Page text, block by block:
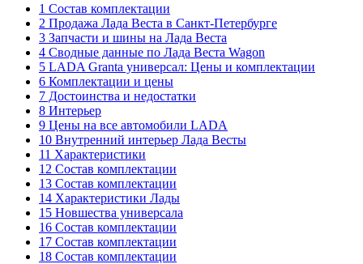
1 Состав комплектации
2 Продажа Лада Веста в Санкт-Петербурге
3 Запчасти и шины на Лада Веста
4 Сводные данные по Лада Веста Wagon
5 LADA Granta универсал: Цены и комплектации
6 Комплектации и цены
7 Достоинства и недостатки
8 Интерьер
9 Цены на все автомобили LADA
10 Внутренний интерьер Лада Весты
11 Характеристики
12 Состав комплектации
13 Состав комплектации
14 Характеристики Лады
15 Новшества универсала
16 Состав комплектации
17 Состав комплектации
18 Состав комплектации